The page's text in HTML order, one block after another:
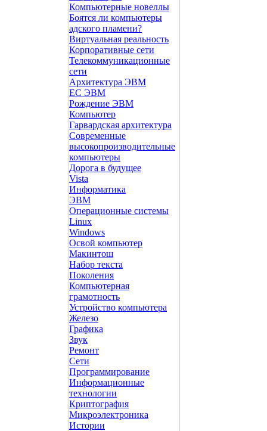
Компьютерные новеллы
Боятся ли компьютеры
адского пламени?
Виртуальная реальность
Корпоративные сети
Телекоммуникационные
сети
Архитектура ЭВМ
ЕС ЭВМ
Рождение ЭВМ
Компьютер
Гарвардская архитектура
Современные
высокопроизводительные
компьютеры
Дорога в будущее
Vista
Инфоpматика
ЭВМ
Операционные системы
Linux
Windows
Освой компьютер
Макинтош
Набор текста
Поколения
Компьютерная
грамотность
Устройство компьютера
Железо
Графика
Звук
Ремонт
Сети
Программирование
Информационные
технологии
Криптография
Микроэлектроника
Истории